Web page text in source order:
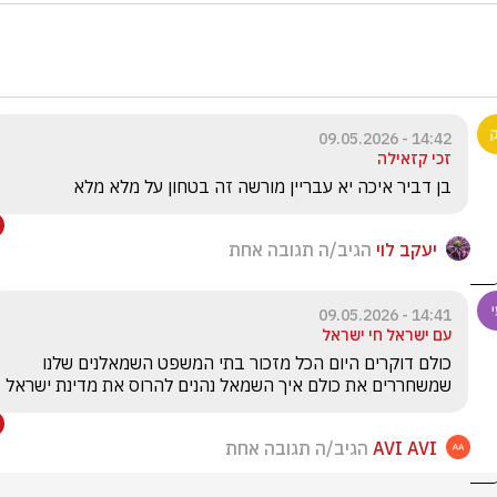
14:42 - 09.05.2026
זכי קזאילה
בן דביר איכה יא עבריין מורשה זה בטחון על מלא מלא
יעקב לוי הגיב/ה תגובה אחת
14:41 - 09.05.2026
עם ישראל חי ישראל
שמשחררים את כולם איך השמאל נהנים להרוס את מדינת ישראל
AVI AVI הגיב/ה תגובה אחת